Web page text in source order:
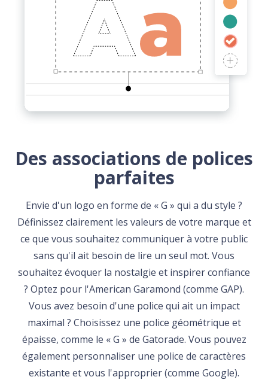
Des associations de polices
parfaites
Envie d'un logo en forme de « G » qui a du style ?
Définissez clairement les valeurs de votre marque et
ce que vous souhaitez communiquer à votre public
sans qu'il ait besoin de lire un seul mot. Vous
souhaitez évoquer la nostalgie et inspirer confiance
? Optez pour l'American Garamond (comme GAP).
Vous avez besoin d'une police qui ait un impact
maximal ? Choisissez une police géométrique et
épaisse, comme le « G » de Gatorade. Vous pouvez
également personnaliser une police de caractères
existante et vous l'approprier (comme Google).